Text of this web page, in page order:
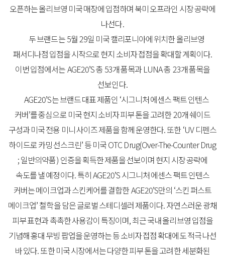
오픈하는올리브영 미국매장에입점하며북미오프라인 시장공략에
나선다.
두브랜드는5월29일 미국캘리포니아에위치한올리브영
패서디나점입점을시작으로현지 소비자접점을확대할계획이다.
이번입점에서는AGE20’S총 53개품목과LUNA총 23개품목을
선보인다.
AGE20’S는브랜드대표제품인 ‘시그니처에센스팩트인텐스
커버’를중심으로 미국현지소비자피부톤을고려한20개쉐이드
구성과미국전용 미니사이즈제품을함께운영한다.또한‘UV디펜스
하이드로카밍선스크린’등미국OTC Drug(Over-The-Counter Drug
;일반의약품) 인증을획득한제품을선보이며현지 시장공략에
속도를낼예정이다.특히AGE20’S시그니처에센스팩트인텐스
커버는메이크업과스킨케어를결합한AGE20’S만의 ‘스킨 퍼스트
메이크업’철학을담은글로벌스테디셀러제품이다.자연스러운광채
피부표현과촉촉한사용감이 특징이며,최근국내올리브영입점을
기념해홍대무빙 팝업을운영하는등소비자접점확대에도적극나선
바있다.또한미국시장에서는다양한피부톤을고려한세분화된